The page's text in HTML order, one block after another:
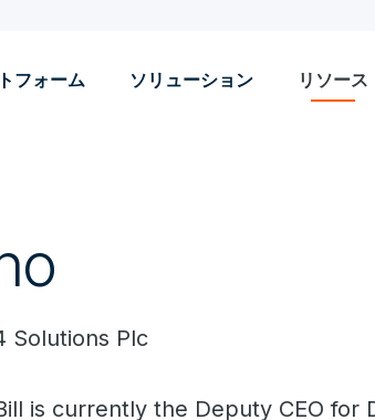
フォーム ソリューション リソース
Solutions Plc
is currently the Deputy CEO for